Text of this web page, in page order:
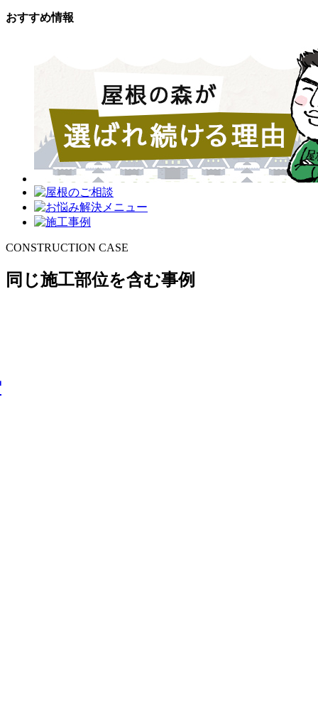
おすすめ情報
CONSTRUCTION CASE
同じ施工部位を含む事例